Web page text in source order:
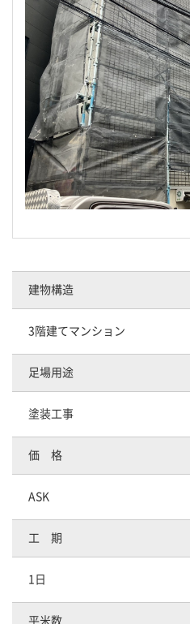
建物構造
3階建てマンション
足場用途
塗装工事
価 格
ASK
工 期
1日
平米数